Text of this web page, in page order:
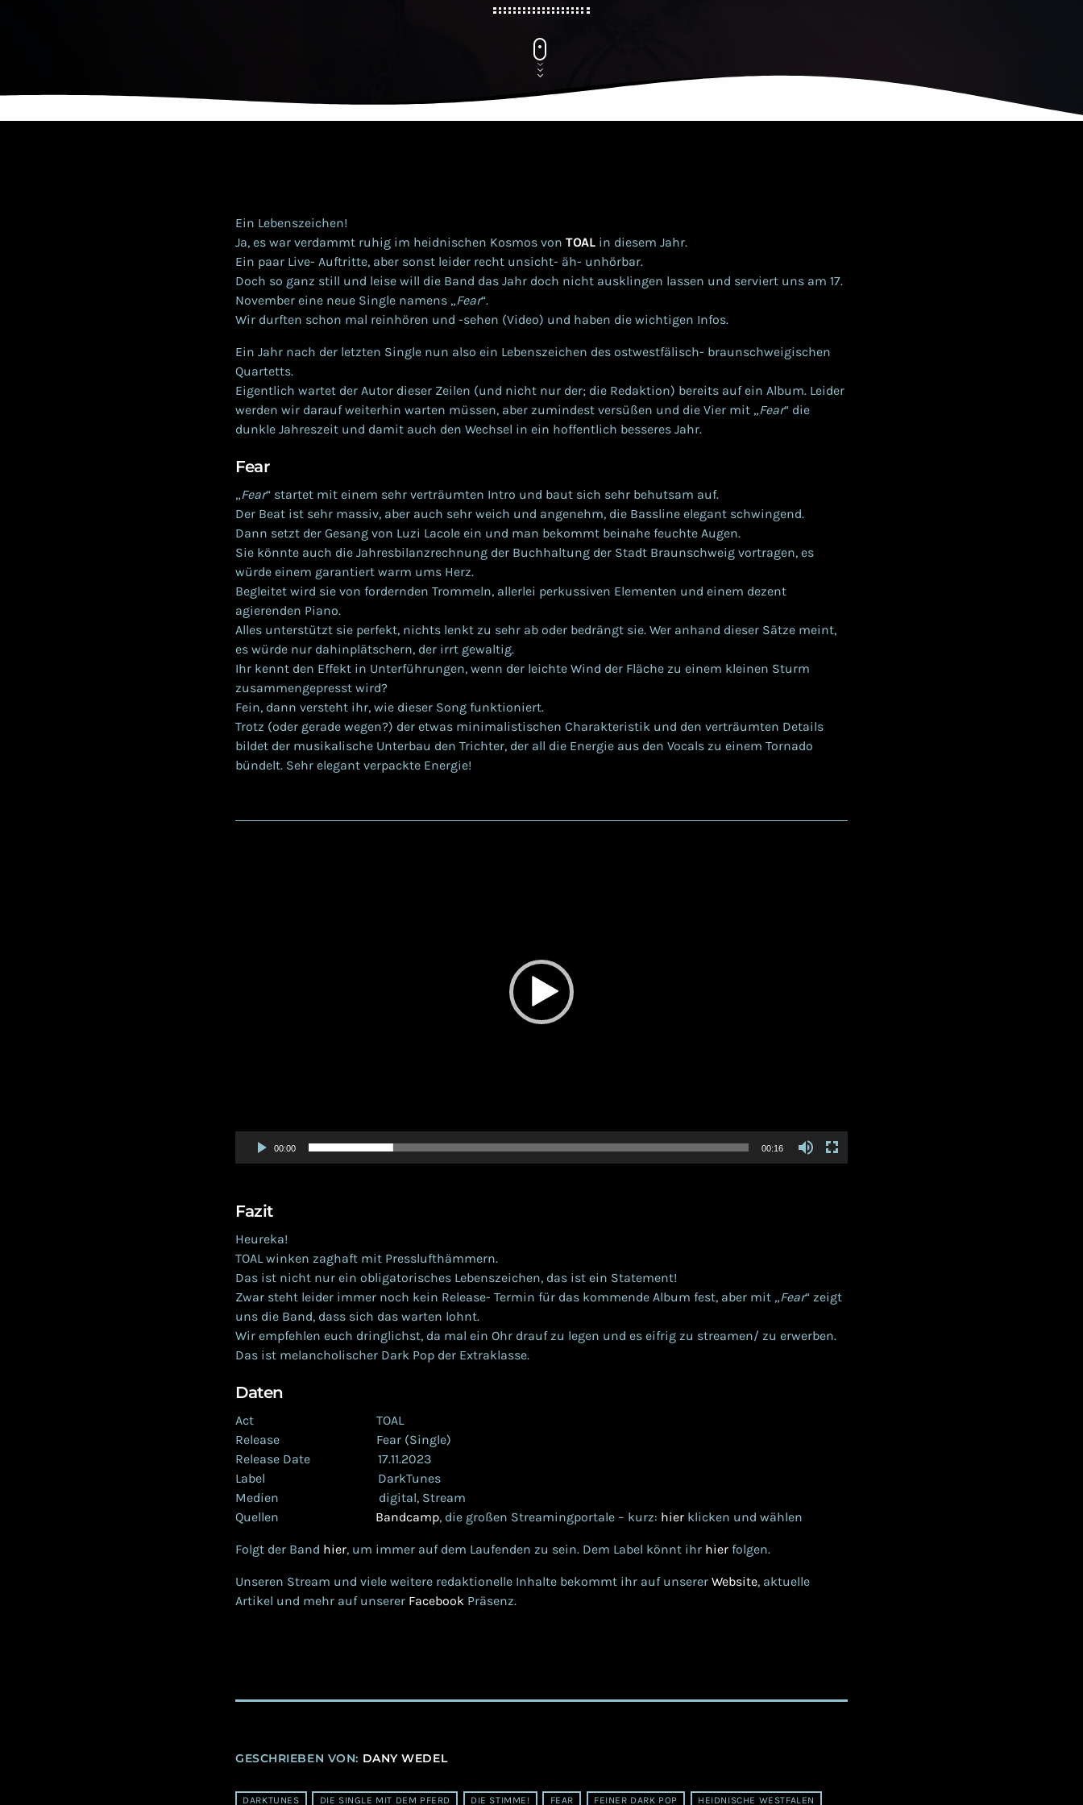
Ein Lebenszeichen!
Ja, es war verdammt ruhig im heidnischen Kosmos von TOALin diesem Jahr.
Ein paar Live- Auftritte, aber sonst leider recht unsicht- äh- unhörbar.
Doch so ganz still und leise will die Band das Jahr doch nicht ausklingen lassen und serviert uns am 17.
November eine neue Single namens „Fear“.
Wir durften schon mal reinhören und -sehen (Video) und haben die wichtigen Infos.
Ein Jahr nach der letzten Single nun also ein Lebenszeichen des ostwestfälisch- braunschweigischen
Quartetts.
Eigentlich wartet der Autor dieser Zeilen (und nicht nur der; die Redaktion) bereits auf ein Album. Leider
werden wir darauf weiterhin warten müssen, aber zumindest versüßen und die Vier mit „Fear“ die
dunkle Jahreszeit und damit auch den Wechsel in ein hoffentlich besseres Jahr.
Fear
„Fear“ startet mit einem sehr verträumten Intro und baut sich sehr behutsam auf.
Der Beat ist sehr massiv, aber auch sehr weich und angenehm, die Bassline elegant schwingend.
Dann setzt der Gesang von Luzi Lacole ein und man bekommt beinahe feuchte Augen.
Sie könnte auch die Jahresbilanzrechnung der Buchhaltung der Stadt Braunschweig vortragen, es
würde einem garantiert warm ums Herz.
Begleitet wird sie von fordernden Trommeln, allerlei perkussiven Elementen und einem dezent
agierenden Piano.
Alles unterstützt sie perfekt, nichts lenkt zu sehr ab oder bedrängt sie. Wer anhand dieser Sätze meint,
es würde nur dahinplätschern, der irrt gewaltig.
Ihr kennt den Effekt in Unterführungen, wenn der leichte Wind der Fläche zu einem kleinen Sturm
zusammengepresst wird?
Fein, dann versteht ihr, wie dieser Song funktioniert.
Trotz (oder gerade wegen?) der etwas minimalistischen Charakteristik und den verträumten Details
bildet der musikalische Unterbau den Trichter, der all die Energie aus den Vocals zu einem Tornado
bündelt. Sehr elegant verpackte Energie!
00:00 00:16
Fazit
Heureka!
TOAL winken zaghaft mit Presslufthämmern.
Das ist nicht nur ein obligatorisches Lebenszeichen, das ist ein Statement!
Zwar steht leider immer noch kein Release- Termin für das kommende Album fest, aber mit „Fear“ zeigt
uns die Band, dass sich das warten lohnt.
Wir empfehlen euch dringlichst, da mal ein Ohr drauf zu legen und es eifrig zu streamen/ zu erwerben.
Das ist melancholischer Dark Pop der Extraklasse.
Daten
Act TOAL
Release Fear (Single)
Release Date 17.11.2023
Label DarkTunes
Medien digital, Stream
Quellen Bandcamp, die großen Streamingportale – kurz: hier klicken und wählen
Folgt der Band hier, um immer auf dem Laufenden zu sein. Dem Label könnt ihr hier folgen.
Unseren Stream und viele weitere redaktionelle Inhalte bekommt ihr auf unserer Website, aktuelle
Artikel und mehr auf unserer Facebook Präsenz.
GESCHRIEBEN VON: DANY WEDEL
DARKTUNES DIE SINGLE MIT DEM PFERD DIE STIMME! FEAR FEINER DARK POP HEIDNISCHE WESTFALEN